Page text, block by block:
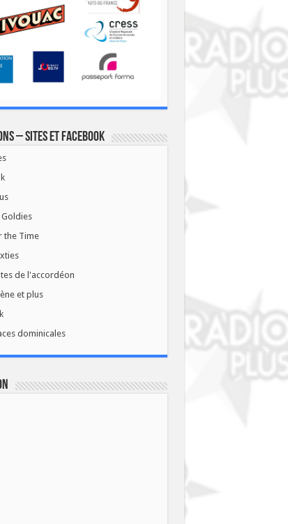
– Sites et Facebook
the Time
de l'accordéon
et plus
dominicales